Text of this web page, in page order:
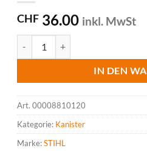
CHF 36.00 inkl. MwSt
IN DEN
Art. 00008810120
Kategorie: Kanister
Marke:STIHL